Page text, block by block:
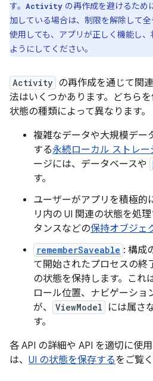
す。 Activity の再作成を避けるため
加している場合は、制限を解除して
使用しても、アプリが正しく機能し
ようにしてください。
Activity の再作成を通じて関
法はいくつかあります。どちら
状態の種類によって異なります。
複雑なデータや大規模デー
する永続ローカル ストレー
ージには、データベースや
す。
ユーザーがアプリを積極的
リ内の UI 関連の状態を処理
タンスなどの保持オブジェ
rememberSaveable : 構成
て開始されたプロセスの終
の状態を保持します。これ
ロール位置、ナビゲーショ
が、
ViewModel
には属さ
す。
各 API の詳細や API を適切に使
は、 UI の状態を保存するをご覧